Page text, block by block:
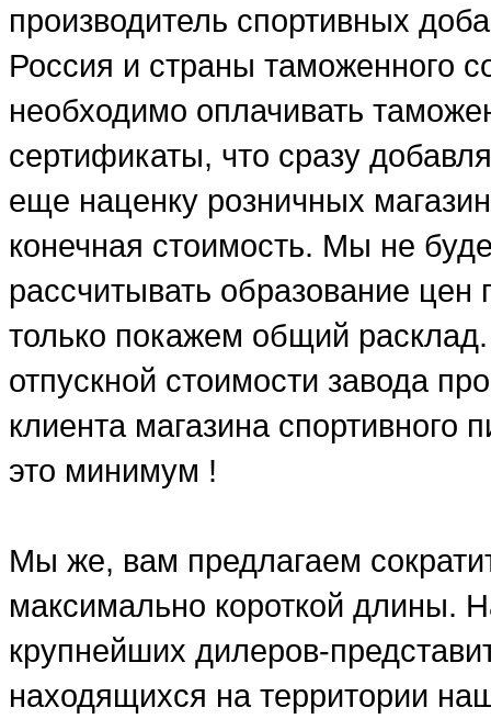
производитель спортивных
Россия и страны таможенного
необходимо оплачивать
сертификаты, что сразу
еще наценку розничных
конечная стоимость. Мы не
рассчитывать образование
только покажем общий
отпускной стоимости завода
клиента магазина спортивного
это минимум !
Мы же, вам предлагаем
максимально короткой длины.
крупнейших дилеров-
находящихся на территории